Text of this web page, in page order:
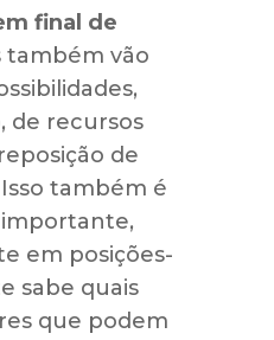
final de
também vão
de recursos
de
também é
em posições-
sabe quais
que podem